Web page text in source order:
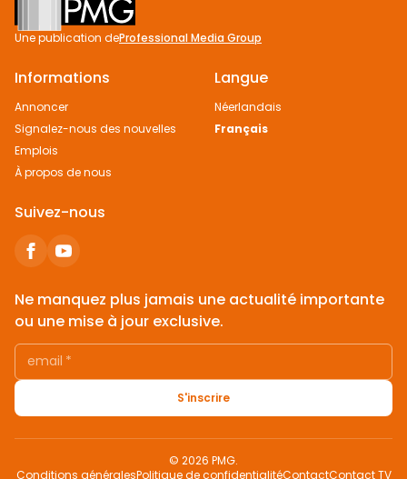
Une publication deProfessional Media Group
Informations
Annoncer
Signalez-nous des nouvelles
Emplois
À propos de nous
Langue
Néerlandais
Français
Suivez-nous
Ne manquez plus jamais une actualité importante
ou une mise à jour exclusive.
email *
S'inscrire
© 2026 PMG.
Conditions généralesPolitique de confidentialitéContactContact TV